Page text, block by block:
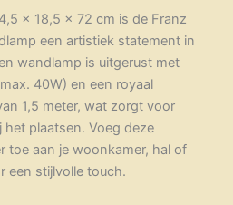
x 18,5 x 72 cm is de Franz
een artistiek statement in
wandlamp is uitgerust met
40W) en een royaal
1,5 meter, wat zorgt voor
het plaatsen. Voeg deze
toe aan je woonkamer, hal of
een stijlvolle touch.